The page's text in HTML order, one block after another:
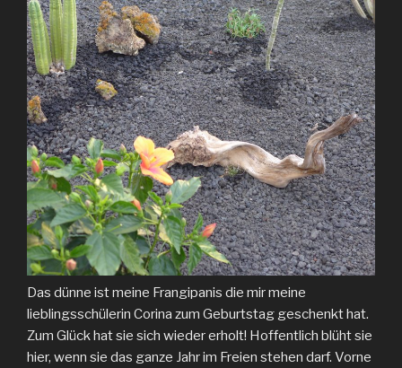
Das dünne ist meine Frangipanis die mir meine
lieblingsschülerin Corina zum Geburtstag geschenkt hat.
Zum Glück hat sie sich wieder erholt! Hoffentlich blüht sie
hier, wenn sie das ganze Jahr im Freien stehen darf. Vorne